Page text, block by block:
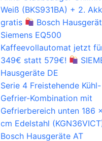
Weiß (BKS931BA) + 2.
gratis
Bosch
Siemens EQ500
Kaffeevollautomat jetzt
349€ statt 579€!
Hausgeräte DE
Serie 4 Freistehende Kühl-
Gefrier-Kombination mit
Gefrierbereich unten 186
cm Edelstahl
Bosch Hausgeräte AT